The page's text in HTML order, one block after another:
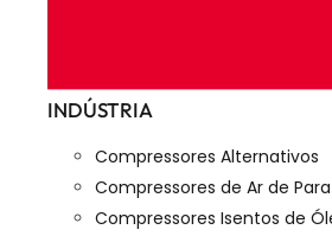
INDÚSTRIA
Compressores Alternativos
Compressores de Ar de
Compressores Isentos de